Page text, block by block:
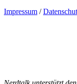
Impressum /